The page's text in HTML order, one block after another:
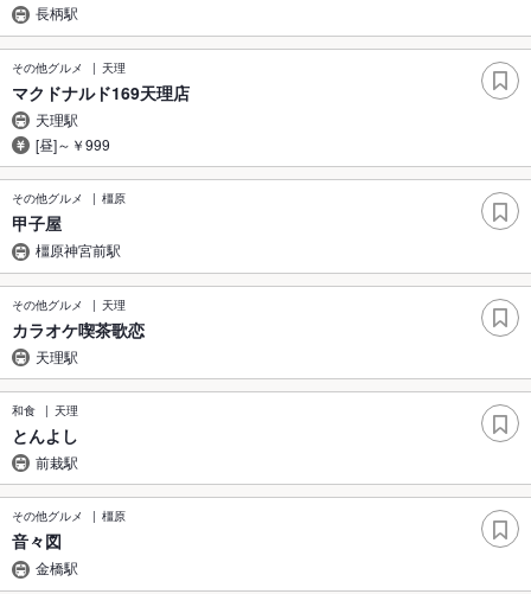
長柄駅
その他グルメ 天理
マクドナルド169天理店
天理駅
[昼]～￥999
その他グルメ 橿原
甲子屋
橿原神宮前駅
その他グルメ 天理
カラオケ喫茶歌恋
天理駅
和食 天理
とんよし
前栽駅
その他グルメ 橿原
音々図
金橋駅